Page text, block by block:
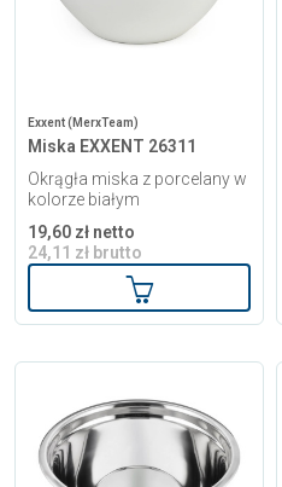
Exxent (MerxTeam)
Miska EXXENT 26311
Okrągła miska z porcelany w
kolorze białym
19,60 zł netto
24,11 zł brutto
Dodaj do